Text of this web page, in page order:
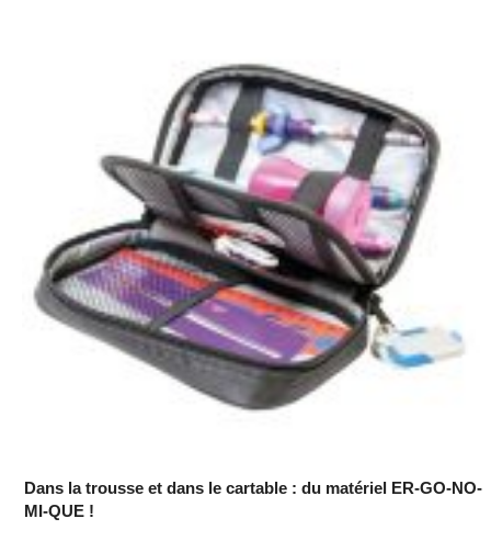
Dans la trousse et dans le cartable : du matériel ER-GO-NO-
MI-QUE !